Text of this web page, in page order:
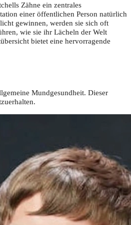
Zähne ein zentrales
einer öffentlichen Person natürlich
gewinnen, werden sie sich oft
wie sie ihr Lächeln der Welt
bietet eine hervorragende
Mundgesundheit. Dieser